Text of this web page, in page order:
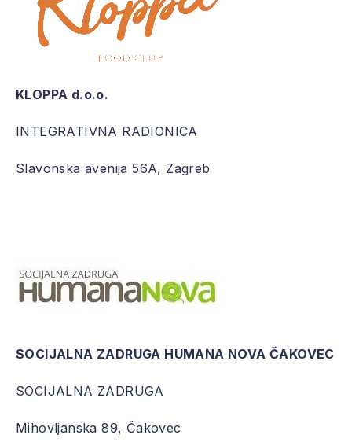
KLOPPA d.o.o.
INTEGRATIVNA RADIONICA
Slavonska avenija 56A, Zagreb
SOCIJALNA ZADRUGA HUMANA NOVA ČAKOVEC
SOCIJALNA ZADRUGA
Mihovljanska 89, Čakovec